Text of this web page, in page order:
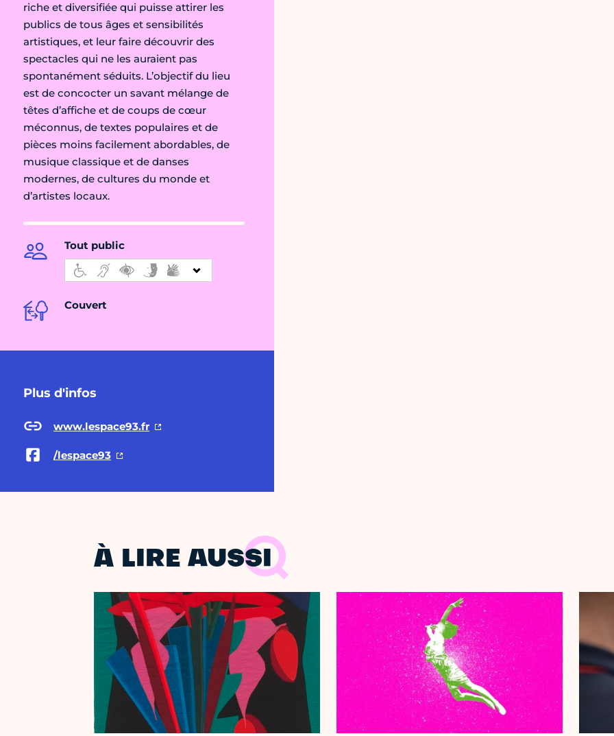
riche et diversifiée qui puisse attirer les
publics de tous âges et sensibilités
artistiques, et leur faire découvrir des
spectacles qui ne les auraient pas
spontanément séduits. L’objectif du lieu
est de concocter un savant mélange de
têtes d’affiche et de coups de cœur
méconnus, de textes populaires et de
pièces moins facilement abordables, de
musique classique et de danses
modernes, de cultures du monde et
d’artistes locaux.
Tout public
Couvert
Plus d'infos
www.lespace93.fr
/lespace93
À LIRE AUSSI